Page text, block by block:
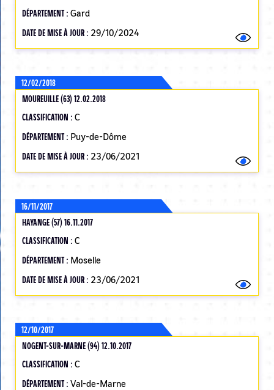
DÉPARTEMENT : Gard
DATE DE MISE À JOUR : 29/10/2024
12/02/2018
MOUREUILLE (63) 12.02.2018
CLASSIFICATION : C
DÉPARTEMENT : Puy-de-Dôme
DATE DE MISE À JOUR : 23/06/2021
16/11/2017
HAYANGE (57) 16.11.2017
CLASSIFICATION : C
DÉPARTEMENT : Moselle
DATE DE MISE À JOUR : 23/06/2021
12/10/2017
NOGENT-SUR-MARNE (94) 12.10.2017
CLASSIFICATION : C
DÉPARTEMENT : Val-de-Marne